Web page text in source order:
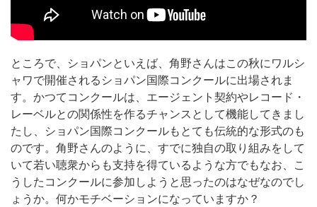
ところで、ショパンといえば、角野さんはこの秋にワルシ
ャワで開催されるショパン国際コンクールに出場されま
す。かつてコンクールは、エージェント契約やレコード・
レーベルとの関係性を作るチャンスとして機能してきまし
たし、ショパン国際コンクールもとても伝統的な形式のも
のです。角野さんのように、すでに独自の取り組みをして
いて若い聴衆からも支持を得ているような方でもなお、こ
うしたコンクールに参加しようと思ったのはなぜなのでし
ょうか。何かモチベーションになっていますか？